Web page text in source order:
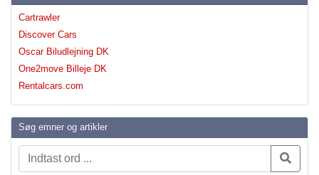
Cartrawler
Discover Cars
Oscar Biludlejning DK
One2move Billeje DK
Rentalcars.com
Søg emner og artikler